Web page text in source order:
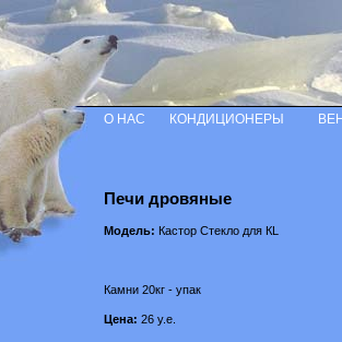
Печи дровяные
Модель: Кастор Стекло для КL
Камни 20кг - упак
Цена: 26 у.е.
О НАС КОНДИЦИОНЕРЫ